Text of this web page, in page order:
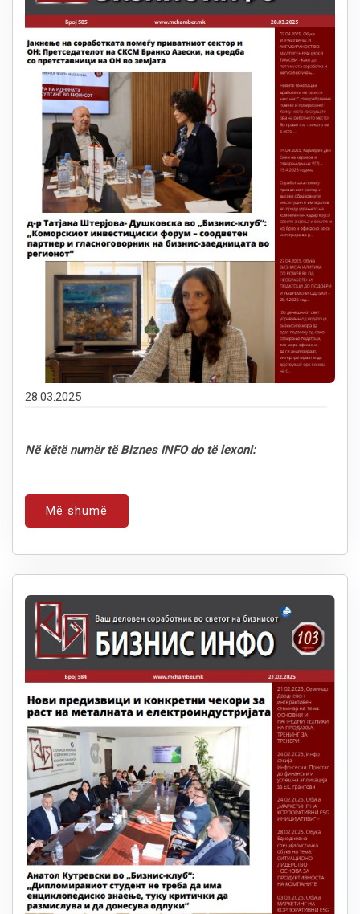
28.03.2025
Në këtë numër të Biznes INFO do të lexoni:
Më shumë